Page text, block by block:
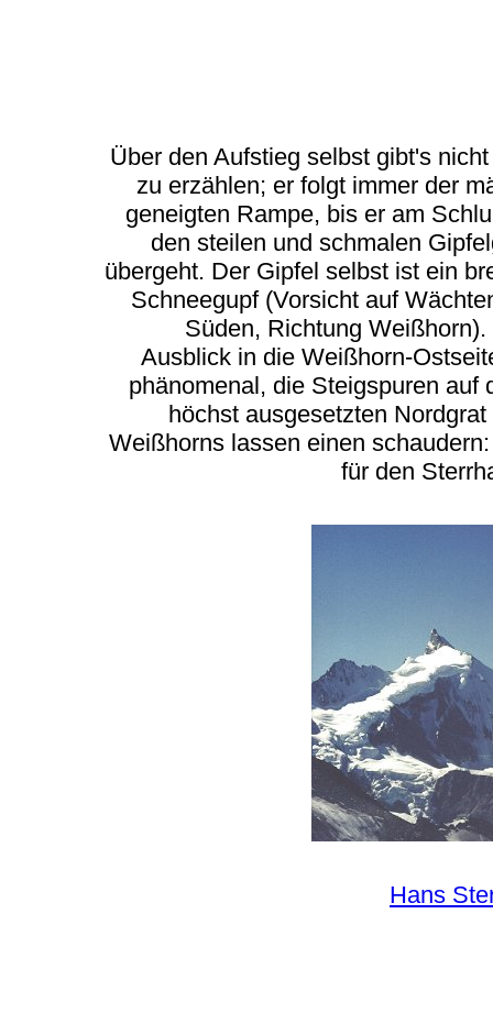
Über den Aufstieg selbst gibt's
zu erzählen; er folgt immer der
geneigten Rampe, bis er am
den steilen und schmalen
übergeht. Der Gipfel selbst ist ein
Schneegupf (Vorsicht auf
Süden, Richtung Weißhorn).
Ausblick in die Weißhorn-
phänomenal, die Steigspuren auf
höchst ausgesetzten Nordgrat
Weißhorns lassen einen
für den
Hans